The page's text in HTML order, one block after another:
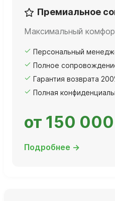
Премиальное
Максимальный
Персональный
Полное
Гарантия возврата
Полная
от 150
Подробнее →